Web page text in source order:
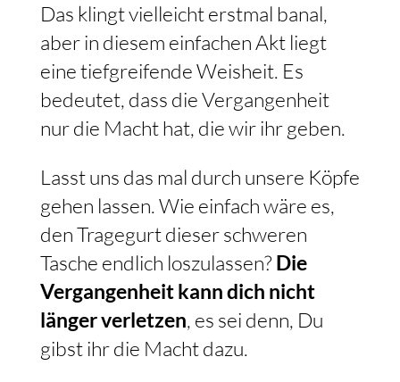
Das klingt vielleicht erstmal banal,
aber in diesem einfachen Akt liegt
eine tiefgreifende Weisheit. Es
bedeutet, dass die Vergangenheit
nur die Macht hat, die wir ihr geben.
Lasst uns das mal durch unsere Köpfe
gehen lassen. Wie einfach wäre es,
den Tragegurt dieser schweren
Tasche endlich loszulassen? Die
Vergangenheit kann dich nicht
länger verletzen, es sei denn, Du
gibst ihr die Macht dazu.